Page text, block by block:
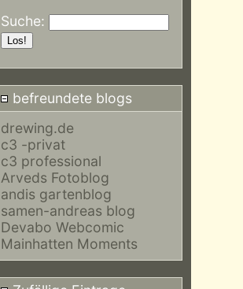
Suche:
befreundete blogs
drewing.de
c3 -privat
c3 professional
Arveds Fotoblog
andis gartenblog
samen-andreas blog
Devabo Webcomic
Mainhatten Moments